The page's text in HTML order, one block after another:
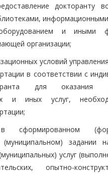
докторанту
и иными
организации;
условий
в соответствии с
для оказания
и иных услуг,
(муниципальном) задании
услуг
опытно-